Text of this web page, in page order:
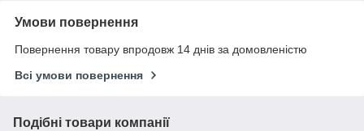
Умови повернення
Повернення товару впродовж 14 днів за домовленістю
Всі умови повернення
Подібні товари компанії